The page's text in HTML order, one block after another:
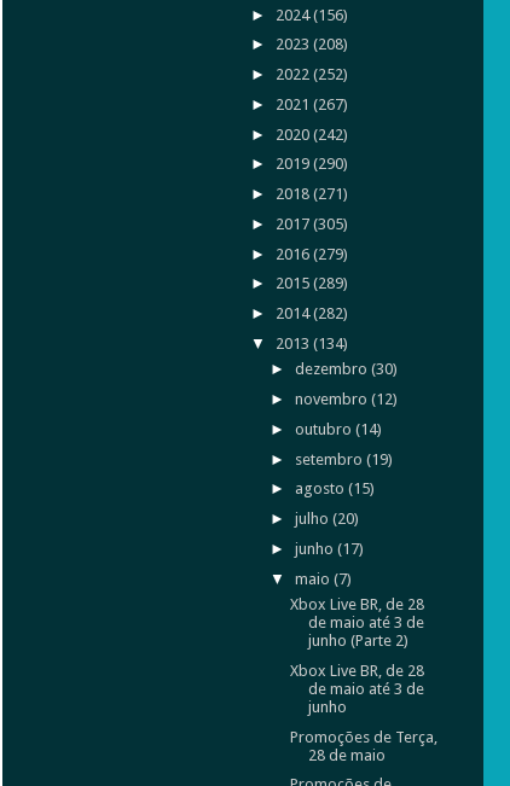
► 2024(156)
► 2023(208)
► 2022(252)
► 2021(267)
► 2020(242)
► 2019(290)
► 2018(271)
► 2017(305)
► 2016(279)
► 2015(289)
► 2014(282)
▼ 2013(134)
► dezembro (30)
► novembro (12)
► outubro (14)
► setembro (19)
► agosto (15)
► julho (20)
► junho (17)
▼ maio (7)
Xbox Live BR, de 28
de maio até 3 de
junho (Parte 2)
Xbox Live BR, de 28
de maio até 3 de
junho
Promoções de Terça,
28 de maio